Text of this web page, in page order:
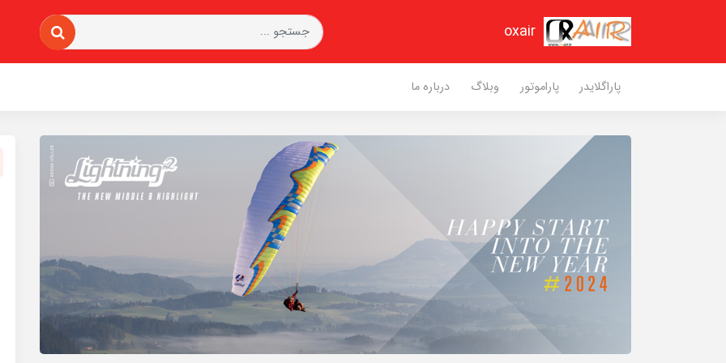
oxair
پاراگلایدر پاراموتور وبلاگ درباره ما
پاراگلایدر اینفینتی 5